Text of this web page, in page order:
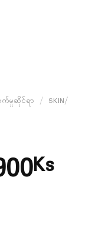
က်မှုဆိုင်ရာ / SKIN/
Ks